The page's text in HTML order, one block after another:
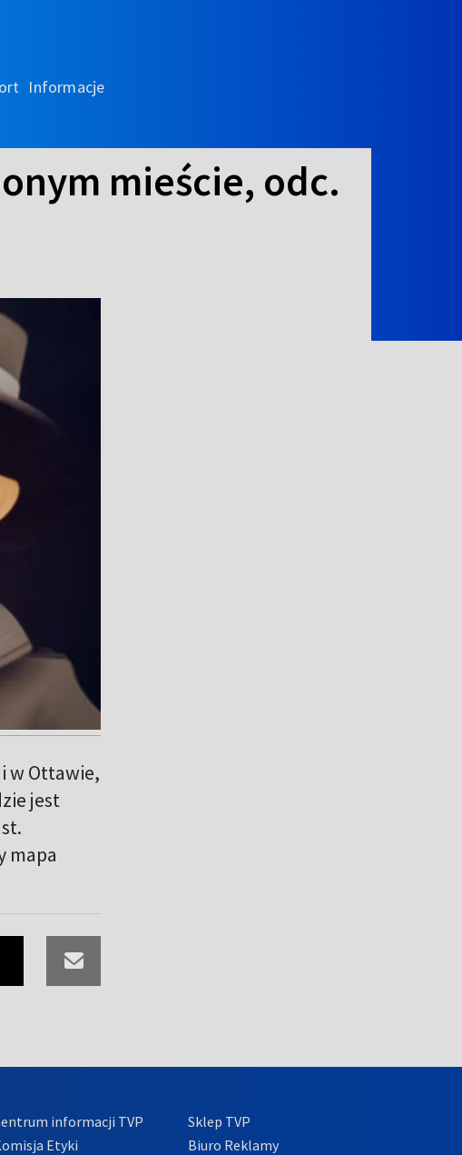
Informacje
mieście, odc.
w Ottawie,
jest
mapa
informacji TVP
Etyki
Sklep TVP
Biuro Reklamy